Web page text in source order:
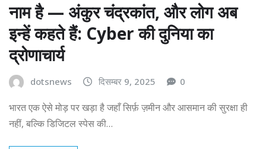
नाम है — अंकुर चंद्रकांत, और लोग अब
इन्हें कहते हैं: Cyber की दुनिया का
द्रोणाचार्य
dotsnews दिसम्बर 9, 2025 0
भारत एक ऐसे मोड़ पर खड़ा है जहाँ सिर्फ़ ज़मीन और आसमान की सुरक्षा ही
नहीं, बल्कि डिजिटल स्पेस की…